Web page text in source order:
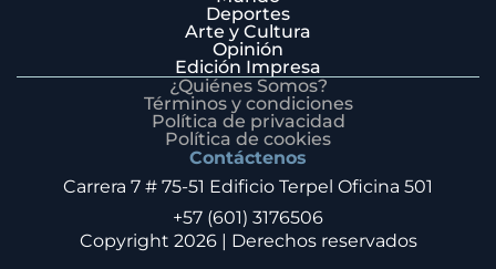
Deportes
Arte y Cultura
Opinión
Edición Impresa
¿Quiénes Somos?
Términos y condiciones
Política de privacidad
Política de cookies
Contáctenos
Carrera 7 # 75-51 Edificio Terpel Oficina 501
+57 (601) 3176506
Copyright 2026 | Derechos reservados